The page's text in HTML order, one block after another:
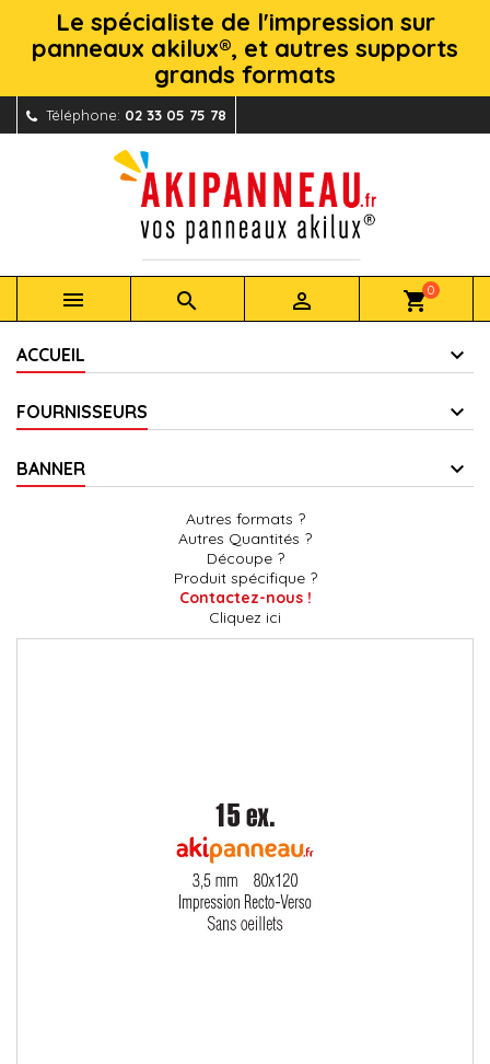
Le spécialiste de l'impression sur
panneaux akilux®, et autres supports
grands formats
Téléphone: 02 33 05 75 78
   shopping_cart0
ACCUEIL
FOURNISSEURS
BANNER
Autres formats ?
Autres Quantités ?
Découpe ?
Produit spécifique ?
Contactez-nous !
Cliquez ici